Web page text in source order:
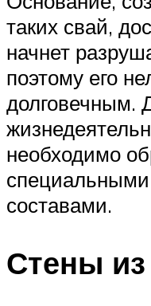
таких свай,
начнет
поэтому его
долговечным.
необходимо
составами.
Стены из